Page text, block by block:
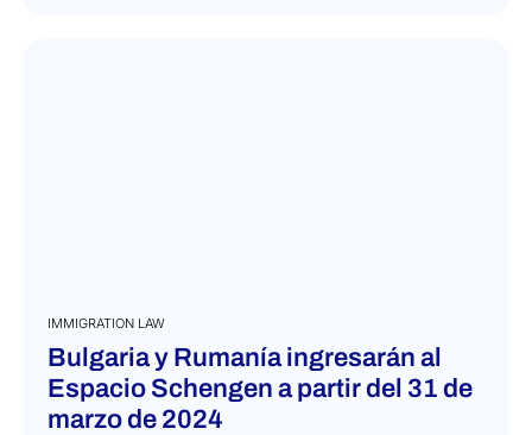
IMMIGRATION LAW
Bulgaria y Rumanía ingresarán al
Espacio Schengen a partir del 31 de
marzo de 2024